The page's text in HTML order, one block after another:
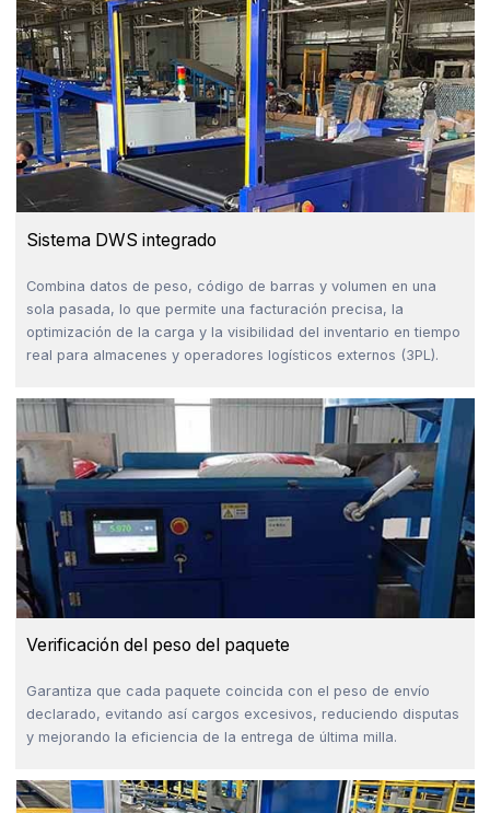
Sistema DWS integrado
Combina datos de peso, código de barras y volumen en una
sola pasada, lo que permite una facturación precisa, la
optimización de la carga y la visibilidad del inventario en tiempo
real para almacenes y operadores logísticos externos (3PL).
Verificación del peso del paquete
Garantiza que cada paquete coincida con el peso de envío
declarado, evitando así cargos excesivos, reduciendo disputas
y mejorando la eficiencia de la entrega de última milla.